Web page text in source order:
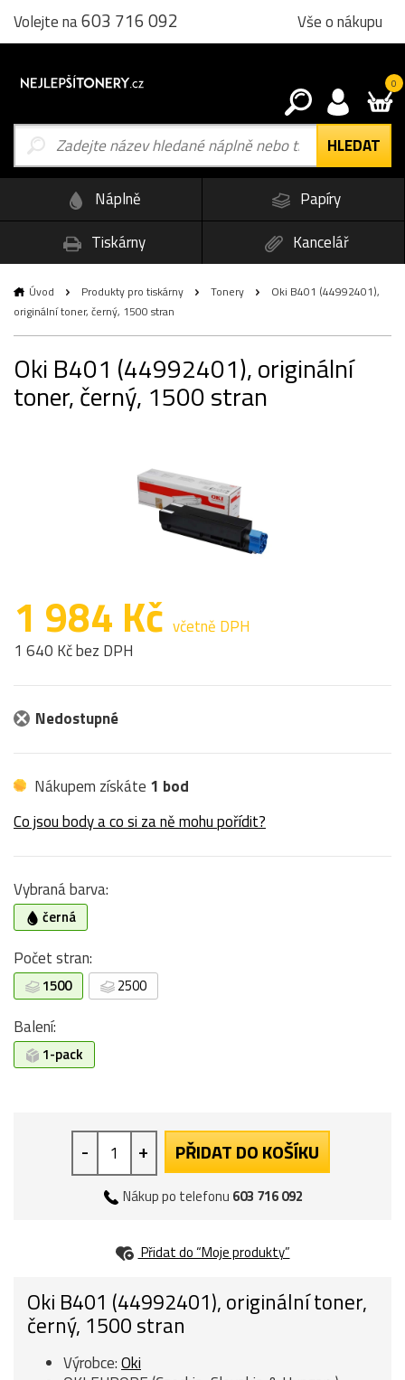
Volejte na603 716 092 Vše o nákupu
0
Náplně
Papíry
Tiskárny
Kancelář
Úvod Produkty pro tiskárny Tonery
Oki B401 (44992401),
originální toner, černý, 1500 stran
Oki B401 (44992401), originální
toner, černý, 1500 stran
1 984 Kč včetně DPH
1 640 Kč bez DPH
Nedostupné
Nákupem získáte 1 bod
Co jsou body a co si za ně mohu pořídit?
Vybraná barva:
černá
Počet stran:
1500 2500
Balení:
1-pack
- + PŘIDAT DO KOŠÍKU
Nákup po telefonu 603 716 092
Přidat do “Moje produkty”
Oki B401 (44992401), originální toner,
černý, 1500 stran
Výrobce:Oki